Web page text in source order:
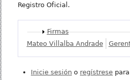
Registro Oficial.
Mostrar
Firmas
Mateo Villalba Andrade
Inicie sesión o regístrese